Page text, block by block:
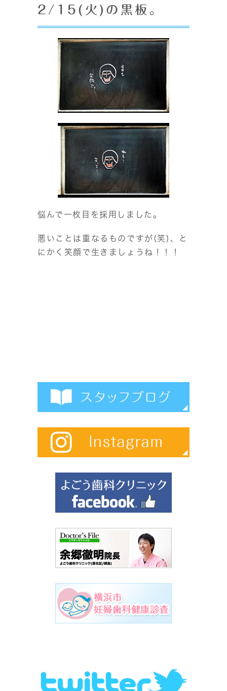
2/15(火)の黒板。
悩んで一枚目を採用しました。
悪いことは重なるものですが(笑)、と
にかく笑顔で生きましょうね！！！